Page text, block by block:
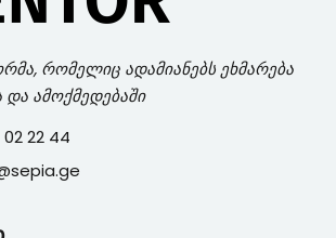
რომელიც ადამიანებს ეხმარება
და ამოქმედებაში
22 44
me